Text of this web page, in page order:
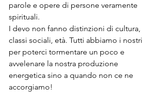
parole e opere di persone veramente
spirituali.
I devo non fanno distinzioni di cultura,
classi sociali, età. Tutti abbiamo i nostri
per poterci tormentare un poco e
avvelenare la nostra produzione
energetica sino a quando non ce ne
accorgiamo!